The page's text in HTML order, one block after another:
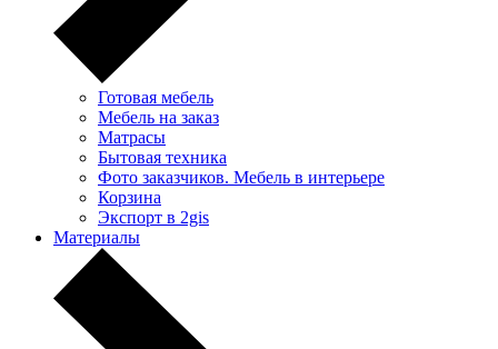
Готовая мебель
Мебель на заказ
Матрасы
Бытовая техника
Фото заказчиков. Мебель в интерьере
Корзина
Экспорт в 2gis
Материалы